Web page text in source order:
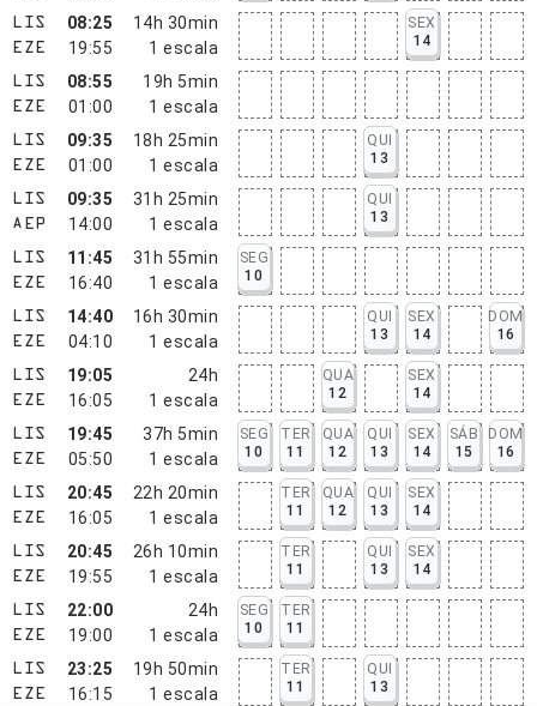
LIS
EZE
08:25
19:55
14h 30min
1 escala
SEX
14
LIS
EZE
08:55
01:00
19h 5min
1 escala
LIS
EZE
09:35
01:00
18h 25min
1 escala
QUI
13
LIS
AEP
09:35
14:00
31h 25min
1 escala
QUI
13
LIS
EZE
11:45
16:40
31h 55min
1 escala
SEG
10
LIS
EZE
14:40
04:10
16h 30min
1 escala
QUI
13
SEX
14
DOM
16
LIS
EZE
19:05
16:05
24h
1 escala
QUA
12
SEX
14
LIS
EZE
19:45
05:50
37h 5min
1 escala
SEG
10
TER
11
QUA
12
QUI
13
SEX
14
SÁB
15
DOM
16
LIS
EZE
20:45
16:05
22h 20min
1 escala
TER
11
QUA
12
QUI
13
SEX
14
LIS
EZE
20:45
19:55
26h 10min
1 escala
TER
11
QUI
13
SEX
14
LIS
EZE
22:00
19:00
24h
1 escala
SEG
10
TER
11
LIS
EZE
23:25
16:15
19h 50min
1 escala
TER
11
QUI
13